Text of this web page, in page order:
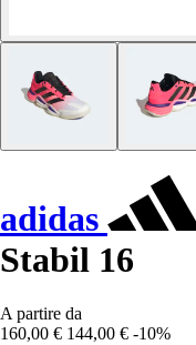
adidas
Stabil 16
A partire da
160,00 € 144,00 € -10%